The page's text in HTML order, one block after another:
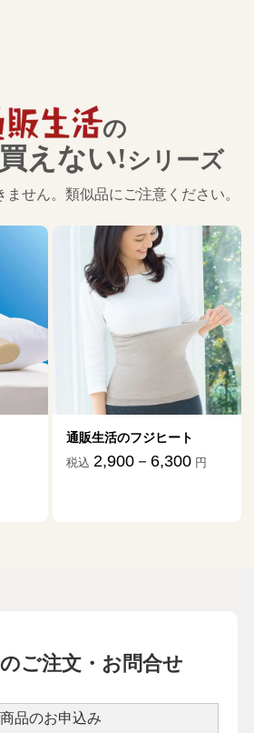
の
えない!シリーズ
せん。類似品にご注意ください。
通販生活のフジヒート
税込 2,900－6,300 円
ご注文・お問合せ
商品のお申込み